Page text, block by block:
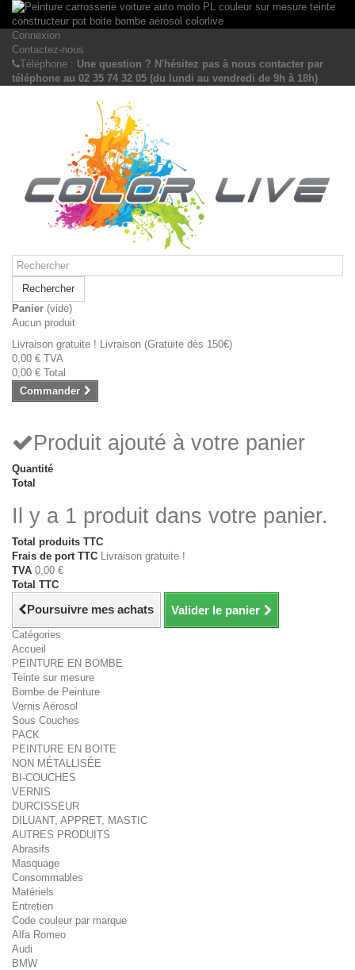
Connexion
Contactez-nous
Téléphone : Une question ? N'hésitez pas à nous contacter par
téléphone au 02 35 74 32 05 (du lundi au vendredi de 9h à 18h)
Rechercher
Panier (vide)
Aucun produit
Livraison gratuite ! Livraison (Gratuite dès 150€)
0,00 € TVA
0,00 € Total
Commander
Produit ajouté à votre panier
Quantité
Total
Il y a 1 produit dans votre panier.
Total produits TTC
Frais de port TTC Livraison gratuite !
TVA 0,00 €
Total TTC
Poursuivre mes achats Valider le panier
Catégories
Accueil
PEINTURE EN BOMBE
Teinte sur mesure
Bombe de Peinture
Vernis Aérosol
Sous Couches
PACK
PEINTURE EN BOITE
NON MÉTALLISÉE
BI-COUCHES
VERNIS
DURCISSEUR
DILUANT, APPRET, MASTIC
AUTRES PRODUITS
Abrasifs
Masquage
Consommables
Matériels
Entretien
Code couleur par marque
Alfa Romeo
Audi
BMW